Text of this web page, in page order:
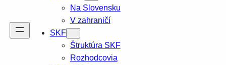
Na Slovensku
V zahraničí
SKF
Štruktúra SKF
Rozhodcovia